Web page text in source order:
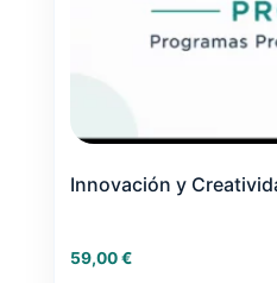
Innovación y
59,00€